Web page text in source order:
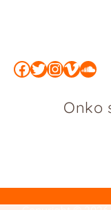
Facebook
TwitterVimeo
Onko